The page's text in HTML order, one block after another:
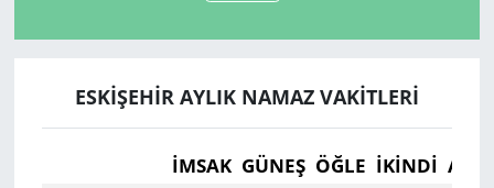
ESKİŞEHİR AYLIK NAMAZ VAKITLERI
İMSAK GÜNEŞ ÖĞLE İKINDI